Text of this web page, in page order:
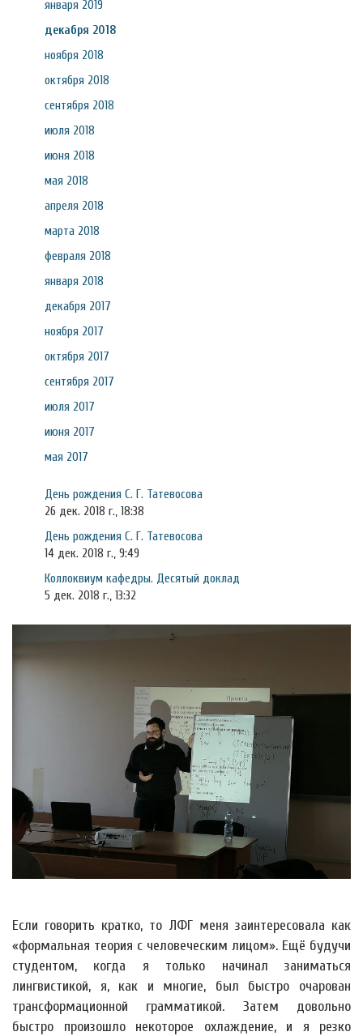
января 2019
декабря 2018
ноября 2018
октября 2018
сентября 2018
июля 2018
июня 2018
мая 2018
апреля 2018
марта 2018
февраля 2018
января 2018
декабря 2017
ноября 2017
октября 2017
сентября 2017
июля 2017
июня 2017
мая 2017
День рождения С. Г. Татевосова
26 дек. 2018 г., 18:38
День рождения С. Г. Татевосова
14 дек. 2018 г., 9:49
Коллоквиум кафедры. Десятый доклад
5 дек. 2018 г., 13:32
Если говорить кратко, то ЛФГ меня заинтересовала как
«формальная теория с человеческим лицом». Ещё будучи
студентом, когда я только начинал заниматься
лингвистикой, я, как и многие, был быстро очарован
трансформационной грамматикой. Затем довольно
быстро произошло некоторое охлаждение, и я резко